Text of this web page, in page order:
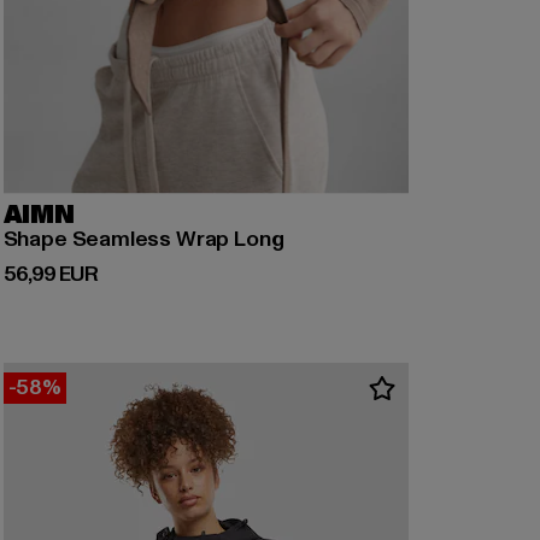
AIMN
Shape Seamless Wrap Long
56,99 EUR
Derzeitiger Preis: 56,99 EUR
-58%